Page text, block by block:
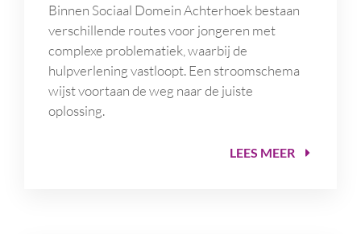
Binnen Sociaal Domein Achterhoek bestaan
verschillende routes voor jongeren met
complexe problematiek, waarbij de
hulpverlening vastloopt. Een stroomschema
wijst voortaan de weg naar de juiste
oplossing.
LEES MEER